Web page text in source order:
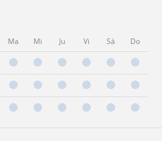
Ma Mi Ju Vi Sá Do